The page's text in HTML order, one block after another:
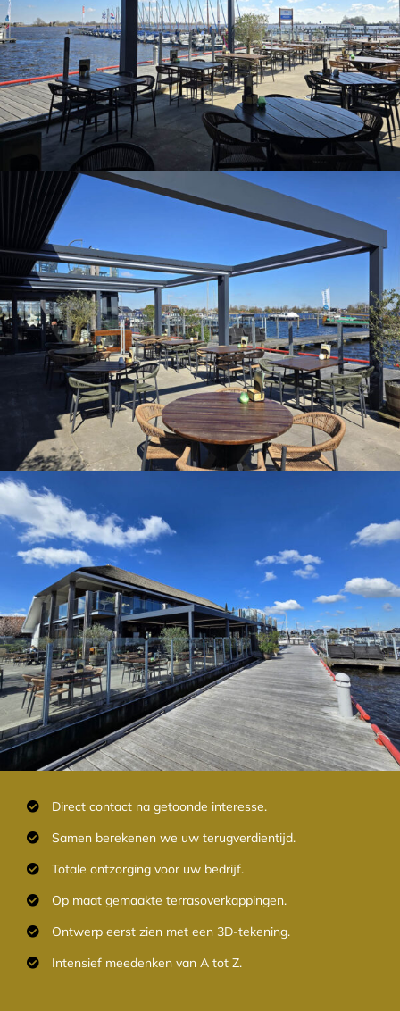
Direct contact na getoonde interesse.
Samen berekenen we uw terugverdientijd.
Totale ontzorging voor uw bedrijf.
Op maat gemaakte terrasoverkappingen.
Ontwerp eerst zien met een 3D-tekening.
Intensief meedenken van A tot Z.